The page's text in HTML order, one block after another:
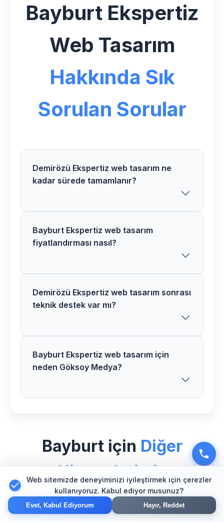
Bayburt Ekspertiz
Web Tasarım
Hakkında Sık
Sorulan Sorular
Demirözü Ekspertiz web tasarım ne
kadar sürede tamamlanır?
Demirözü bölgesindeki Ekspertiz web
tasarım projelerimiz genellikle 2-5 hafta
Bayburt Ekspertiz web tasarım
fiyatlandırması nasıl?
Bayburt bölgesinde Ekspertiz web
tasarım fiyatlarımız proje kapsamı ve
Demirözü Ekspertiz web tasarım sonrası
teknik destek var mı?
Evet, Demirözü bölgesindeki tüm
Ekspertiz web tasarım projelerimizde 1
hizmeti sağlıyoruz.
Bayburt Ekspertiz web tasarım için
neden Göksoy Medya?
çözümler ve müşteri odaklı
yaklaşımımızla güvenilir partner olarak
hizmet veriyoruz.
Bayburt için Diğer
Hizmetlerimiz
Web sitemizde deneyiminizi iyileştirmek için çerezler
kullanıyoruz. Kabul ediyor musunuz?
Evet, Kabul Ediyorum Hayır, Reddet